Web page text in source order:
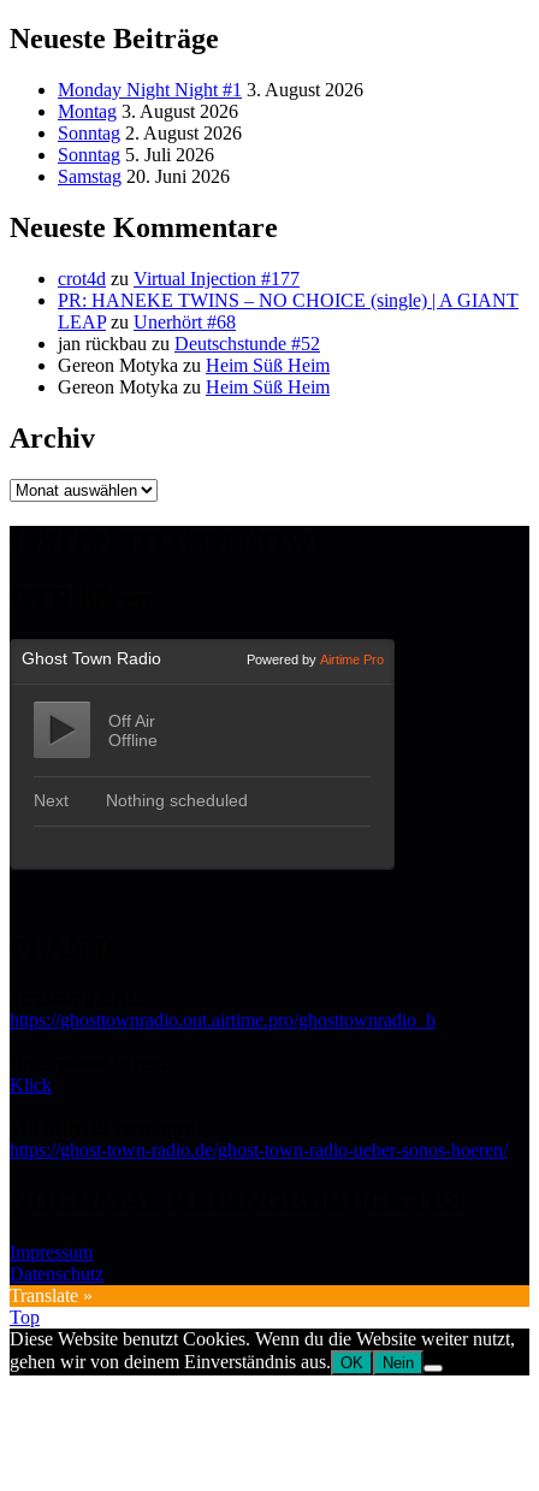
Neueste Beiträge
Monday Night Night #1 3. August 2026
Montag 3. August 2026
Sonntag 2. August 2026
Sonntag 5. Juli 2026
Samstag 20. Juni 2026
Neueste Kommentare
crot4d zu Virtual Injection #177
PR: HANEKE TWINS – NO CHOICE (single) | A GIANT
LEAPzu Unerhört #68
jan rückbau zu Deutschstunde #52
Gereon Motyka zu Heim Süß Heim
Gereon Motyka zu Heim Süß Heim
Archiv
Archiv
https://ghosttownradio.out.airtime.pro/ghosttownradio_b
Klick
https://ghost-town-radio.de/ghost-town-radio-ueber-sonos-hoeren/
Impressum
Datenschutz
Translate »
Top
Diese Website benutzt Cookies. Wenn du die Website weiter nutzt,
gehen wir von deinem Einverständnis aus. OK Nein